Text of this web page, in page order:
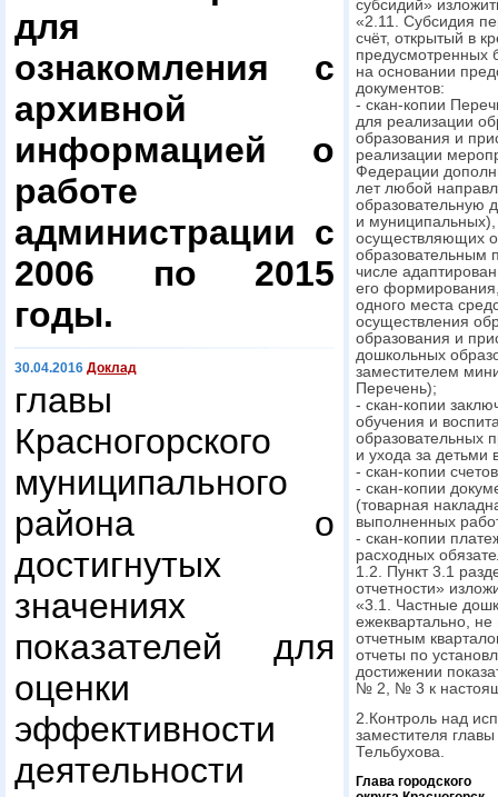
для
ознакомления с
архивной
информацией о
работе
администрации с
2006 по 2015
годы.
30.04.2016 Доклад
главы
Красногорского
муниципального
района о
достигнутых
значениях
показателей для
оценки
эффективности
деятельности
субсидий»
«2.11. Субсидия
счёт, открытый в
предусмотренных
на основании
документов:
- скан-копии
для реализации
образования и
реализации
Федерации
лет любой
образовательную
и
осуществляющих
образовательным
числе
его
одного места
осуществления
образования и
дошкольных
заместителем
Перечень);
- скан-копии
обучения и
образовательных
и ухода за детьми
- скан-копии
- скан-копии
(товарная
выполненных
- скан-копии
расходных
1.2. Пункт 3.1
отчетности»
«3.1. Частные
ежеквартально,
отчетным
отчеты по
достижении
№ 2, № 3 к
2.Контроль над
заместителя
Тельбухова.
Глава городского